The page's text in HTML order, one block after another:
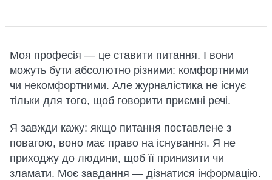
Моя професія — це ставити питання. І вони
можуть бути абсолютно різними: комфортними
чи некомфортними. Але журналістика не існує
тільки для того, щоб говорити приємні речі.
Я завжди кажу: якщо питання поставлене з
повагою, воно має право на існування. Я не
приходжу до людини, щоб її принизити чи
зламати. Моє завдання — дізнатися інформацію.